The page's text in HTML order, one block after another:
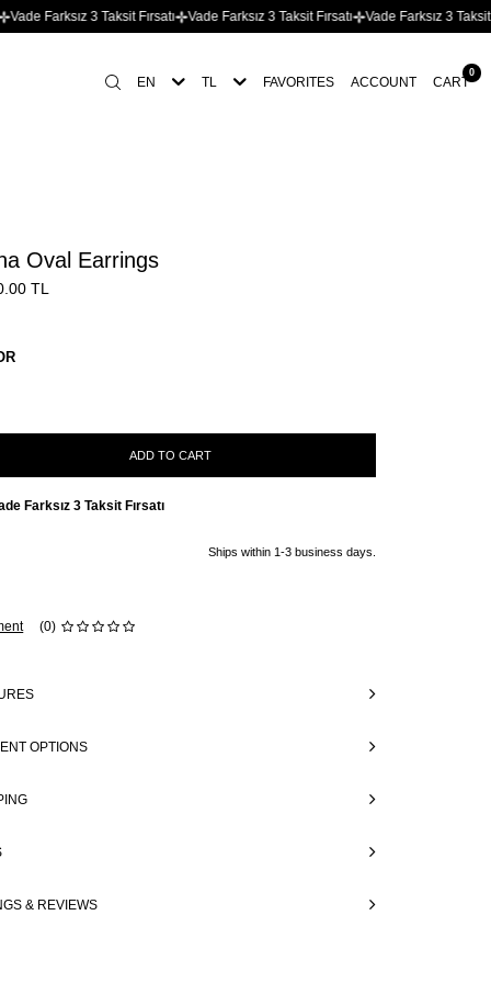
Farksız 3 Taksit Fırsatı Vade Farksız 3 Taksit Fırsatı Vade Farksız 3 Taksit
EN TL FAVORITES ACCOUNT CART
0
Oval Earrings
TL
ADD TO CART
Farksız 3 Taksit Fırsatı
Ships within 1-3 business days.
(0)
OPTIONS
& REVIEWS